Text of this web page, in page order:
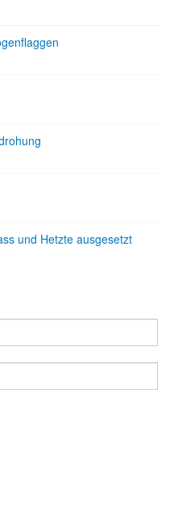
und Hetzte ausgesetzt